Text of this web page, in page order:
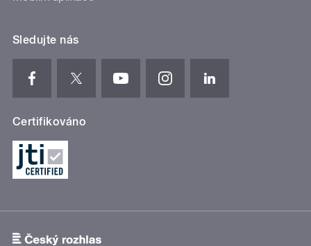
Sledujte nás
Certifikováno